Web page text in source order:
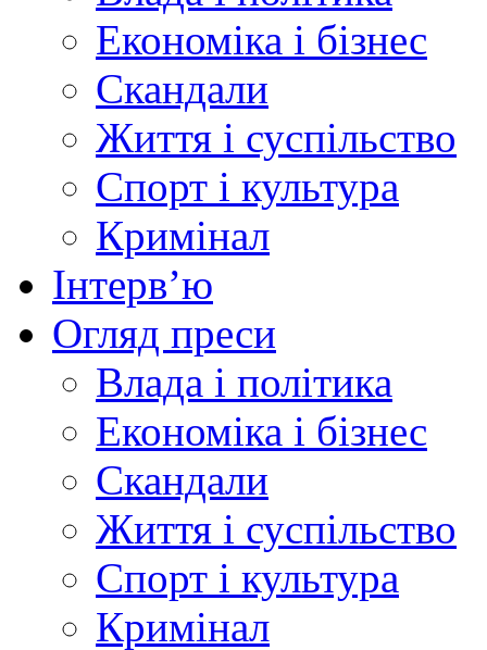
Економіка і бізнес
Скандали
Життя і суспільство
Спорт і культура
Кримінал
Інтерв’ю
Огляд преси
Влада і політика
Економіка і бізнес
Скандали
Життя і суспільство
Спорт і культура
Кримінал